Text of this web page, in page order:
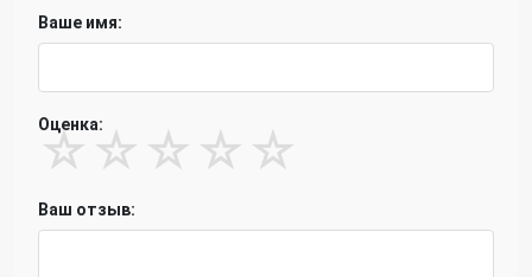
Ваше имя:
Оценка:
☆ ☆ ☆ ☆ ☆
Ваш отзыв: